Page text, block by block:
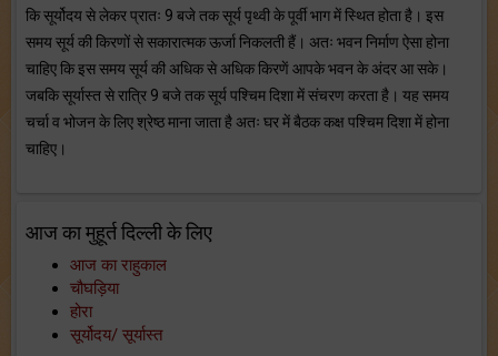
कि सूर्योदय से लेकर प्रातः 9 बजे तक सूर्य पृथ्वी के पूर्वी भाग में स्थित होता है। इस
समय सूर्य की किरणों से सकारात्मक ऊर्जा निकलती हैं। अतः भवन निर्माण ऐसा होना
चाहिए कि इस समय सूर्य की अधिक से अधिक किरणें आपके भवन के अंदर आ सके।
जबकि सूर्यास्त से रात्रि 9 बजे तक सूर्य पश्चिम दिशा में संचरण करता है। यह समय
चर्चा व भोजन के लिए श्रेष्ठ माना जाता है अतः घर में बैठक कक्ष पश्चिम दिशा में होना
चाहिए।
आज का मुहूर्त दिल्ली के लिए
आज का राहुकाल
चौघड़िया
होरा
सूर्योदय/ सूर्यास्त